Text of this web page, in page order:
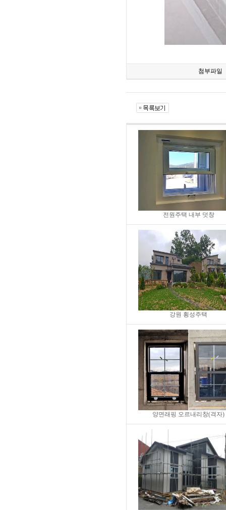
첨부파일
전원주택 내부 덧창
강원 횡성주택
양면래핑 오르내리창(격자)